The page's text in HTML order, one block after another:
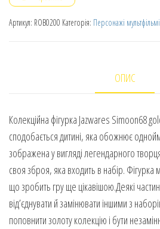
Артикул: ROB0200 Категорія: Персонажі
ОПИС
Колекційна фігурка Jazwares Simoon68
сподобається дитині, яка обожнює
зображена у вигляді легендарного
своя зброя, яка входить в набір. Фігурка
що зробить гру ще цікавішою.Деякі
від’єднувати й замінювати іншими з
поповнити золоту колекцію і бути